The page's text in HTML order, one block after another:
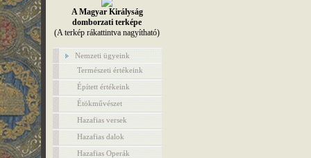
A Magyar Királyság
domborzati terképe
(A terkép rákattintva nagyítható)
Nemzeti ügyeink
Természeti értékeink
Épített értékeink
Étökművészet
Hazafias versek
Hazafias dalok
Hazafias Operák